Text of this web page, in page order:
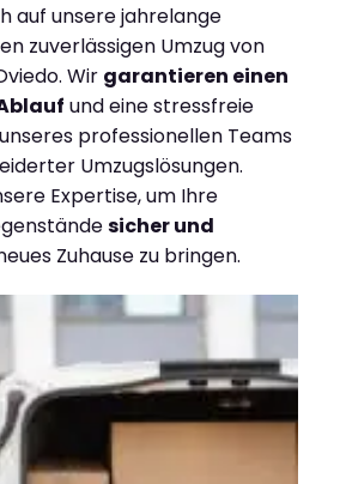
auf unsere jahrelange
zuverlässigen Umzug von
Wir garantieren einen
und eine stressfreie
professionellen Teams
Umzugslösungen.
Expertise, um Ihre
sicher und
Zuhause zu bringen.